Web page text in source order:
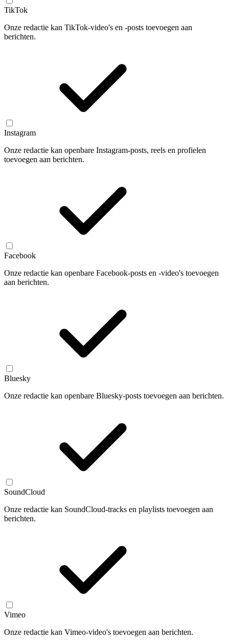
TikTok
Onze redactie kan TikTok-video's en -posts toevoegen aan
berichten.
Instagram
Onze redactie kan openbare Instagram-posts, reels en profielen
toevoegen aan berichten.
Facebook
Onze redactie kan openbare Facebook-posts en -video's toevoegen
aan berichten.
Bluesky
Onze redactie kan openbare Bluesky-posts toevoegen aan berichten.
SoundCloud
Onze redactie kan SoundCloud-tracks en playlists toevoegen aan
berichten.
Vimeo
Onze redactie kan Vimeo-video's toevoegen aan berichten.